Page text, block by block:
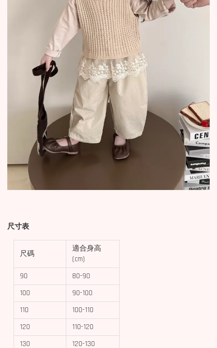
尺寸表
尺碼
適合身高
(cm)
90
80-90
100
90-100
110
100-110
120
110-120
130
120-130